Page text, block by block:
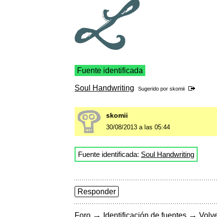
Fuente identificada
Soul Handwriting Sugerido por skomii
skomii
30/08/2013 a las 05:44
Fuente identificada: Soul Handwriting
Responder